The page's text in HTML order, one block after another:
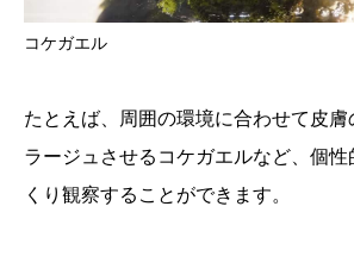
コケガエル
たとえば、周囲の環境に合わせて皮
ラージュさせるコケガエルなど、個
くり観察することができます。